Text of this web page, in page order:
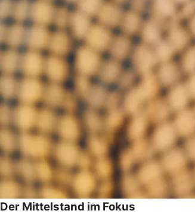
Der Mittelstand im Fokus